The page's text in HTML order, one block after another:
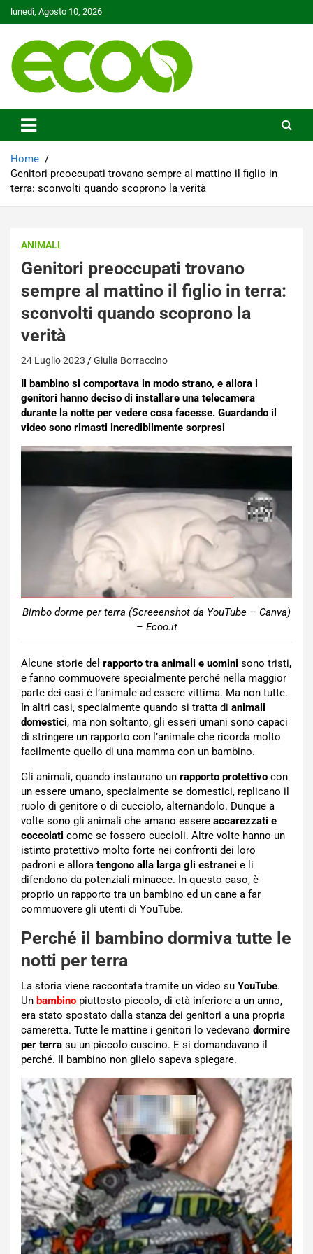
Skip
to
lunedì, Agosto 10, 2026
Ecoo.it
Home
Genitori preoccupati trovano sempre al mattino il figlio in
terra: sconvolti quando scoprono la verità
ANIMALI
Genitori preoccupati trovano
sempre al mattino il figlio in terra:
sconvolti quando scoprono la
verità
24 Luglio 2023 Giulia Borraccino
Il bambino si comportava in modo strano, e allora i
genitori hanno deciso di installare una telecamera
durante la notte per vedere cosa facesse. Guardando il
video sono rimasti incredibilmente sorpresi
Bimbo dorme per terra (Screeenshot da YouTube – Canva)
– Ecoo.it
Alcune storie del rapporto tra animali e uomini sono tristi,
e fanno commuovere specialmente perché nella maggior
parte dei casi è l’animale ad essere vittima. Ma non tutte.
In altri casi, specialmente quando si tratta di animali
domestici, ma non soltanto, gli esseri umani sono capaci
di stringere un rapporto con l’animale che ricorda molto
facilmente quello di una mamma con un bambino.
Gli animali, quando instaurano un rapporto protettivo con
un essere umano, specialmente se domestici, replicano il
ruolo di genitore o di cucciolo, alternandolo. Dunque a
volte sono gli animali che amano essere accarezzati e
coccolati come se fossero cuccioli. Altre volte hanno un
istinto protettivo molto forte nei confronti dei loro
padroni e allora tengono alla larga gli estranei e li
difendono da potenziali minacce. In questo caso, è
proprio un rapporto tra un bambino ed un cane a far
commuovere gli utenti di YouTube.
Perché il bambino dormiva tutte le
notti per terra
La storia viene raccontata tramite un video su YouTube.
Un bambino piuttosto piccolo, di età inferiore a un anno,
era stato spostato dalla stanza dei genitori a una propria
cameretta. Tutte le mattine i genitori lo vedevano dormire
per terra su un piccolo cuscino. E si domandavano il
perché. Il bambino non glielo sapeva spiegare.